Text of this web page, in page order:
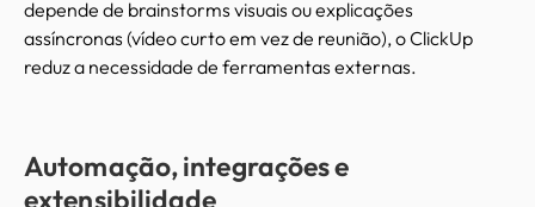
depende de brainstorms visuais ou explicações
assíncronas (vídeo curto em vez de reunião), o ClickUp
reduz a necessidade de ferramentas externas.
Automação, integrações e
extensibilidade